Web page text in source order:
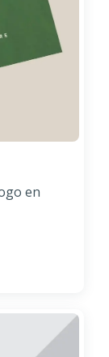
en